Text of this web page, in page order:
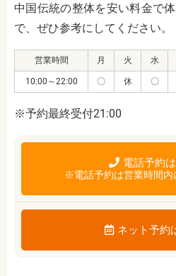
中国伝統の整体を安い料金で
で、ぜひ参考にしてください。
営業時間 月 火 水
10:00～22:00 〇 休 〇
※予約最終受付21:00
電話予約
※電話予約は営業時間内
ネット予約